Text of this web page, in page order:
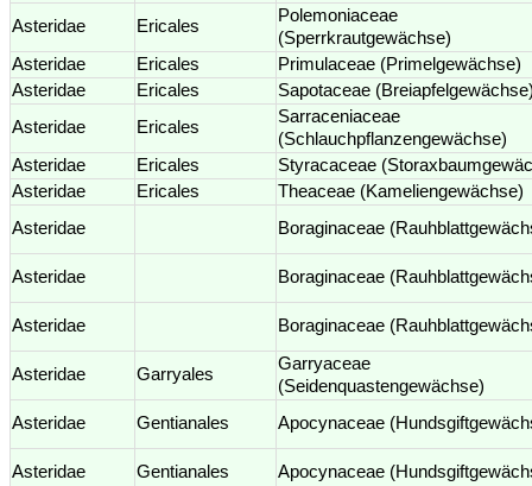
Asteridae
Ericales
Polemoniaceae
(Sperrkrautgewächse)
Asteridae
Ericales
Primulaceae (Primelgewächse)
Asteridae
Ericales
Sapotaceae
Asteridae
Ericales
Sarraceniaceae
(Schlauchpflanzengewächse)
Asteridae
Ericales
Styracaceae
Asteridae
Ericales
Theaceae (Kameliengewächse)
Asteridae
Boraginaceae
Asteridae Boraginaceae
Asteridae Boraginaceae
Asteridae Garryales
Garryaceae
(Seidenquastengewächse)
Asteridae
Gentianales Apocynaceae
Asteridae Gentianales Apocynaceae